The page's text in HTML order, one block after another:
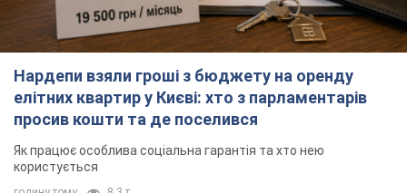
Армія Росії здійснила масовану атаку на Одесу:
горіла історична частина міста, є постраждалі.
Фото та відео
Для терору ворог застосував ракети та дрони
6 хвилин тому 17,4 т.
Під прицілом – Київ: розвідка попереджає про
масштабні атаки на енергетику до Дня